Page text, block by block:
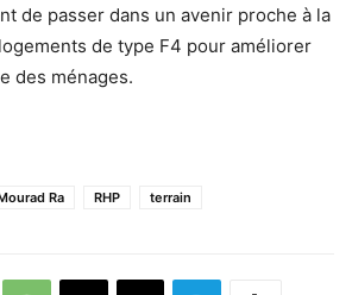
de passer dans un avenir proche à la
de type F4 pour améliorer
des ménages.
Ra RHP terrain